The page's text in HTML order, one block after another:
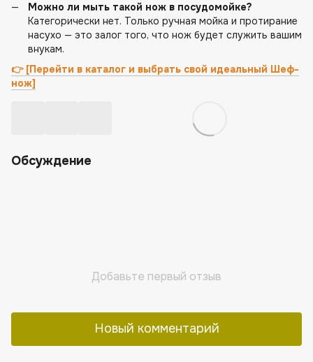
Можно ли мыть такой нож в посудомойке?
Категорически нет. Только ручная мойка и протирание
насухо — это залог того, что нож будет служить вашим
внукам.
👉 [Перейти в каталог и выбрать свой идеальный Шеф-
нож]
Обсуждение
Добавьте первый отзыв
Новый комментарий